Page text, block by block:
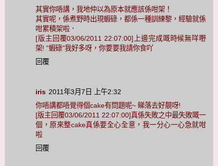
其實你唔講，我地仲以為原本就應該係咁架！
其實呢，係煮野時出現蝦碌，都係一種訓練黎，經驗就係
咁累積架啦．
[版主回覆03/06/2011 22:07:00]上邊完成嘅時候無咩嘢
架! "蝦碌"我好多呀，你要要我請你食吖
回覆
iris 2011年3月7日 上午2:32
你唔講都唔覺得個cake有問題呢~ 睇落去好靚呀!
[版主回覆03/06/2011 22:07:00]真係失敗之中最失敗嘅一
個，原來整cake真係要全心全意，我一分心一心急就咁
啦
回覆